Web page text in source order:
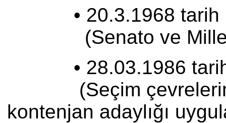
• 20.3.1968 tarih /
(Senato ve
• 28.03.1986 tarih /
(Seçim çevrelerinin
kontenjan adaylığı